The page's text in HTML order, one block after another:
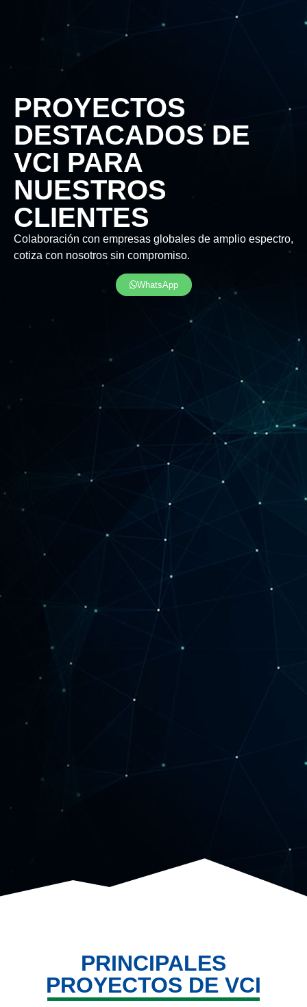
PROYECTOS
DESTACADOS DE
VCI PARA
NUESTROS
CLIENTES
Colaboración con empresas globales de amplio espectro,
cotiza con nosotros sin compromiso.
WhatsApp
PRINCIPALES
PROYECTOS DE VCI